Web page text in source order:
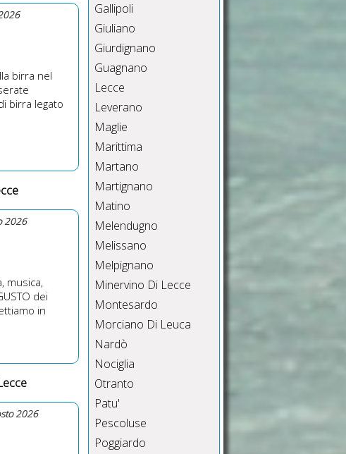
birra nel
birra legato
2026
musica,
dei
in
2026
Gallipoli
Giuliano
Giurdignano
Guagnano
Lecce
Leverano
Maglie
Marittima
Martano
Martignano
Matino
Melendugno
Melissano
Melpignano
Minervino Di Lecce
Montesardo
Morciano Di Leuca
Nardò
Nociglia
Otranto
Patu'
Pescoluse
Poggiardo